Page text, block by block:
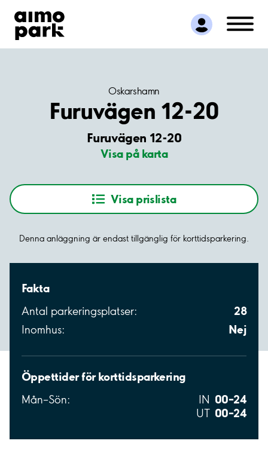
Hitta parkering
Samarbete
Kundservice
Oskarshamn
Furuvägen 12-20
Furuvägen 12-20
Visa på karta
Visa prislista
Denna anläggning är endast tillgänglig för korttidsparkering.
Fakta
Antal parkeringsplatser: 28
Inomhus: Nej
Öppettider för korttidsparkering
Mån–Sön: IN 00–24
UT 00–24